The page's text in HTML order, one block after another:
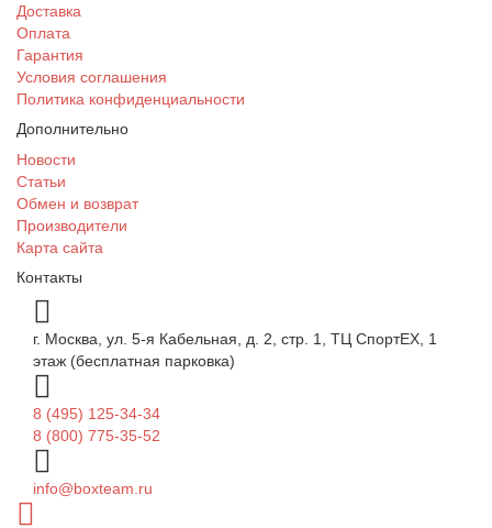
Доставка
Оплата
Гарантия
Условия соглашения
Политика конфиденциальности
Дополнительно
Новости
Статьи
Обмен и возврат
Производители
Карта сайта
Контакты
г. Москва, ул. 5-я Кабельная, д. 2, стр. 1, ТЦ СпортEX, 1
этаж (бесплатная парковка)
8 (495) 125-34-34
8 (800) 775-35-52
info@boxteam.ru